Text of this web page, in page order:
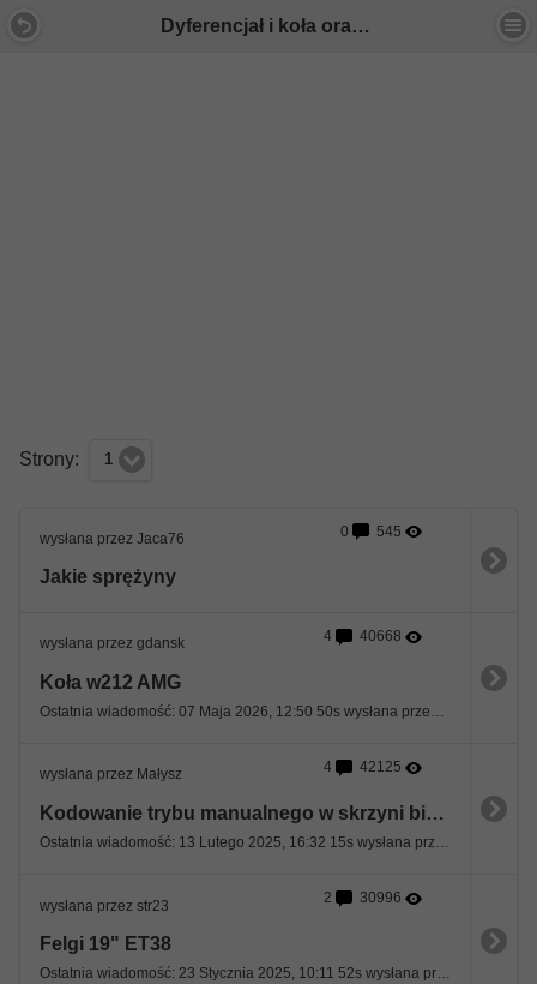
Dyferencjał i koła oraz przeniesienie napędu - Forum Mercedes E-Klasa
Strony: 1
wysłana przez Jaca76 0 545
Jakie sprężyny
wysłana przez gdansk 4 40668
Koła w212 AMG
wysłana przez Małysz 4 42125
Kodowanie trybu manualnego w skrzyni biegów
Ostatnia wiadomość: 13 Lutego 2025, 16:32 15s wysłana przez Małysz
wysłana przez str23 2 30996
Felgi 19" ET38
Ostatnia wiadomość: 23 Stycznia 2025, 10:11 52s wysłana przez vyvyan